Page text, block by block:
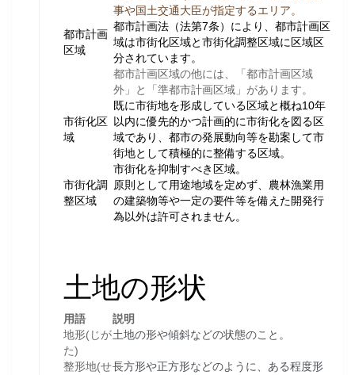
都市計画
区域
事や国土交通大臣が指定するエリア。
都市計画法（法第7条）により、都市計画区
域は市街化区域と市街化調整区域に区域区
分されています。
都市計画区域の他には、「都市計画区域
外」と「準都市計画区域」があります。
市街化区
域
既に市街地を形成している区域と概ね10年
以内に優先的かつ計画的に市街化を図る区
域であり、都市の発展動向等を勘案して市
街地として積極的に整備する区域。
市街化調
整区域
市街化を抑制すべき区域。
原則として用途地域を定めず、農林漁業用
の建築物等や一定の要件等を備えた開発行
為以外は許可されません。
土地の形状
用語
説明
地形(じが
た)
土地の形や傾斜などの状態のこと。
整形地(せ長方形や正方形などのように、ある程度形